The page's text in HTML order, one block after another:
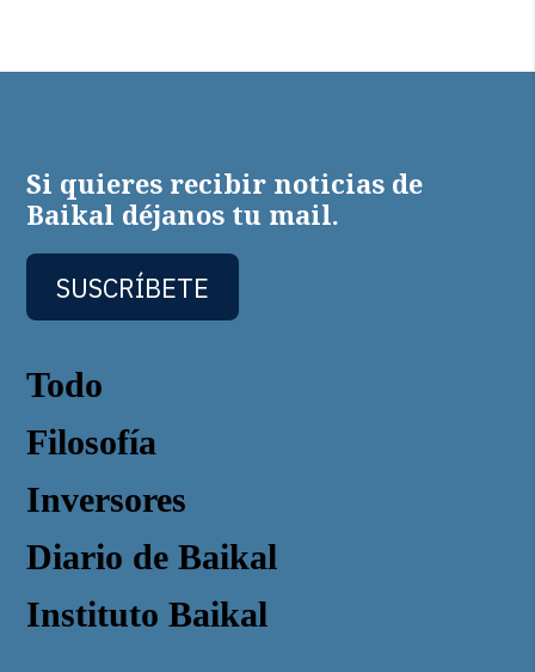
Todo
Filosofía
Inversores
Diario de Baikal
Instituto Baikal
Si quieres recibir noticias de
Baikal déjanos tu mail.
SUSCRÍBETE